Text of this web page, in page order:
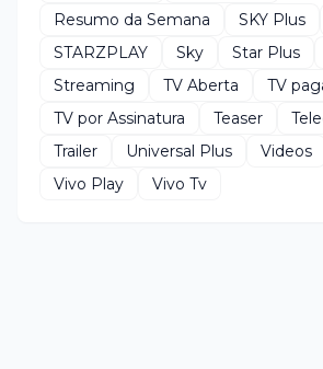
Resumo da Semana
SKY Plus
STARZPLAY
Sky Star Plus
Streaming
TV Aberta
TV
TV por Assinatura
Teaser
Trailer
Universal Plus Videos
Vivo Play
Vivo Tv